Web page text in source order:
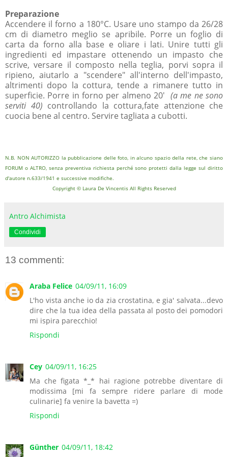
Preparazione
Accendere il forno a 180°C. Usare uno stampo da 26/28
cm di diametro meglio se apribile. Porre un foglio di
carta da forno alla base e oliare i lati. Unire tutti gli
ingredienti ed impastare ottenendo un impasto che
scrive, versare il composto nella teglia, porvi sopra il
ripieno, aiutarlo a "scendere" all'interno dell'impasto,
altrimenti dopo la cottura, tende a rimanere tutto in
superficie. Porre in forno per almeno 20' (a me ne sono
serviti 40) controllando la cottura,fate attenzione che
cuocia bene al centro. Servire tagliata a cubotti.
N.B. NON AUTORIZZO la pubblicazione delle foto, in alcuno spazio della rete, che siano
FORUM o ALTRO, senza preventiva richiesta perché sono protetti dalla legge sul diritto
d'autore n.633/1941 e successive modifiche.
Copyright © Laura De Vincentis All Rights Reserved
Antro Alchimista
Condividi
13 commenti:
Araba Felice 04/09/11, 16:09
L'ho vista anche io da zia crostatina, e gia' salvata...devo
dire che la tua idea della passata al posto dei pomodori
mi ispira parecchio!
Rispondi
Cey 04/09/11, 16:25
Ma che figata *_* hai ragione potrebbe diventare di
modissima [mi fa sempre ridere parlare di mode
culinarie] fa venire la bavetta =)
Rispondi
Günther 04/09/11, 18:42